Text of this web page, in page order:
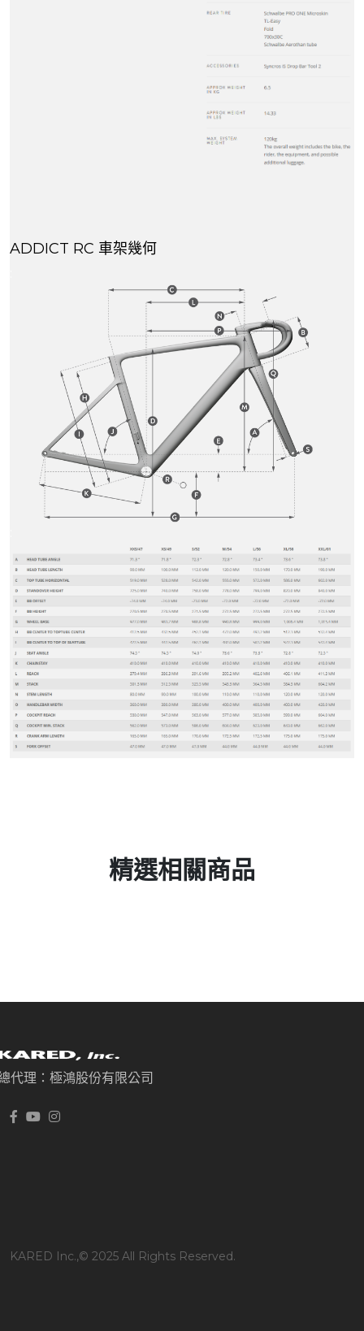
ADDICT RC 車架幾何
精選相關商品
代理：極鴻股份有限公司
KARED Inc.,© 2025 All Rights Reserved.